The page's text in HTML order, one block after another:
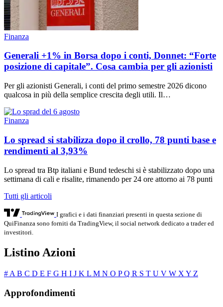
Finanza
Generali +1% in Borsa dopo i conti, Donnet: “Forte
posizione di capitale”. Cosa cambia per gli azionisti
Per gli azionisti Generali, i conti del primo semestre 2026 dicono
qualcosa in più della semplice crescita degli utili. Il…
Finanza
Lo spread si stabilizza dopo il crollo, 78 punti base e
rendimenti al 3,93%
Lo spread tra Btp italiani e Bund tedeschi si è stabilizzato dopo una
settimana di cali e risalite, rimanendo per 24 ore attorno ai 78 punti
Tutti gli articoli
I grafici e i dati finanziari presenti in questa sezione di
QuiFinanza sono forniti da TradingView, il social network dedicato a trader ed
investitori.
Listino Azioni
# A B C D E F G H I J K L M N O PQ R S T U V W X Y Z
Approfondimenti